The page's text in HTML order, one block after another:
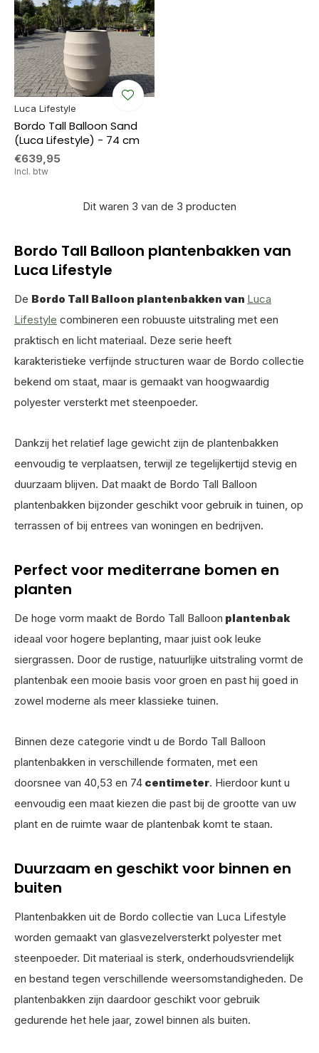
Luca Lifestyle
Bordo Tall Balloon Sand
(Luca Lifestyle) - 74 cm
€639,95
Incl. btw
Dit waren 3 van de 3 producten
Bordo Tall Balloon plantenbakken van
Luca Lifestyle
De Bordo Tall Balloon plantenbakken van Luca
Lifestyle combineren een robuuste uitstraling met een
praktisch en licht materiaal. Deze serie heeft
karakteristieke verfijnde structuren waar de Bordo collectie
bekend om staat, maar is gemaakt van hoogwaardig
polyester versterkt met steenpoeder.
Dankzij het relatief lage gewicht zijn de plantenbakken
eenvoudig te verplaatsen, terwijl ze tegelijkertijd stevig en
duurzaam blijven. Dat maakt de Bordo Tall Balloon
plantenbakken bijzonder geschikt voor gebruik in tuinen, op
terrassen of bij entrees van woningen en bedrijven.
Perfect voor mediterrane bomen en
planten
De hoge vorm maakt de Bordo Tall Balloon plantenbak
ideaal voor hogere beplanting, maar juist ook leuke
siergrassen. Door de rustige, natuurlijke uitstraling vormt de
plantenbak een mooie basis voor groen en past hij goed in
zowel moderne als meer klassieke tuinen.
Binnen deze categorie vindt u de Bordo Tall Balloon
plantenbakken in verschillende formaten, met een
doorsnee van 40,53 en 74 centimeter. Hierdoor kunt u
eenvoudig een maat kiezen die past bij de grootte van uw
plant en de ruimte waar de plantenbak komt te staan.
Duurzaam en geschikt voor binnen en
buiten
Plantenbakken uit de Bordo collectie van Luca Lifestyle
worden gemaakt van glasvezelversterkt polyester met
steenpoeder. Dit materiaal is sterk, onderhoudsvriendelijk
en bestand tegen verschillende weersomstandigheden. De
plantenbakken zijn daardoor geschikt voor gebruik
gedurende het hele jaar, zowel binnen als buiten.